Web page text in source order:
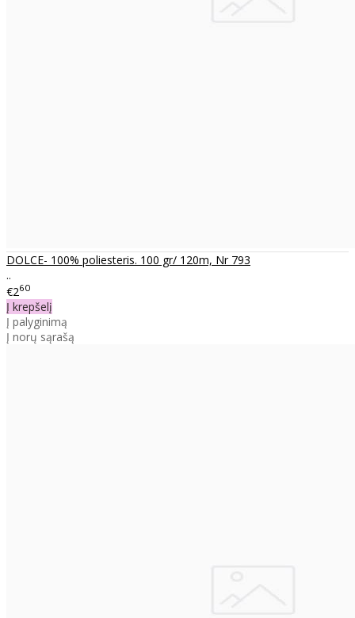
DOLCE- 100% poliesteris. 100 gr/ 120m, Nr 793
..
€260
Į krepšelį
Į palyginimą
Į norų sąrašą